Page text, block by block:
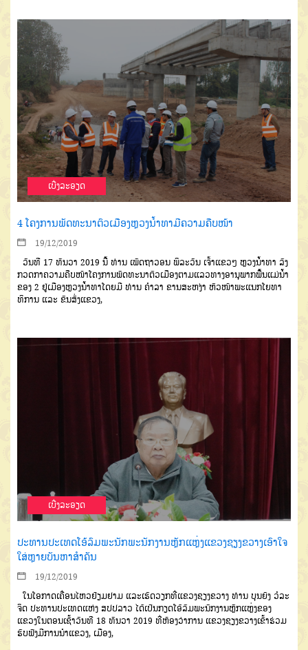
ເບີ່ງລະອຽດ
4 ໂຄງການພັດທະນາຕົວເມືອງຫຼວງນ້ຳທາມີຄວາມຄືບໜ້າ
19/12/2019
ວັນທີ 17 ທັນວາ 2019 ນີ້ ທ່ານ ເພັດຖາວອນ ພິລະວັນ ເຈົ້າແຂວໆ ຫຼວງນໍ້າທາ ລົງ
ກວດກາຄວາມຄືບໜ້າໂຄງການພັດທະນາຕົວເມືອງຕາມແລວທາງອານຸພາກພື້ນແມ່ນໍ້າ
ຂອງ 2 ຢູ່ເມືອງຫຼວງນໍ້າທາໂດຍມີ ທ່ານ ຄໍາລາ ຂານສະຫງ່າ ຫົວໜ້າພະແນກໂຍທາ
ທິການ ແລະ ຂົນສົ່ງແຂວງ,
ເບີ່ງລະອຽດ
ປະທານປະເທດໂອ້ລົມພະນັກພະນັກງານຫຼັກແຫຼ່ງແຂວງຊຽງຂວາງເອົາໃຈ
ໃສ່ຫຼາຍບັນຫາສຳຄັນ
19/12/2019
ໃນໂອກາດເຄື່ອນໄຫວຢ້ຽມຢາມ ແລະເຮັດວຽກທີ່ແຂວງຊຽງຂວາງ ທ່ານ ບຸນຍັງ ວໍລະ
ຈິດ ປະທານປະເທດແຫ່ງ ສປປລາວ ໄດ້ເປັນກຽດໂອ້ລົມພະນັກງານຫຼັກແຫຼ່ງຂອງ
ແຂວງໃນຕອນເຊົ້າວັນທີ 18 ທັນວາ 2019 ທີ່ຫ້ອງວ່າການ ແຂວງຊຽງຂວາງເຂົ້າຮ່ວມ
ຮັບຟັງມີການນຳແຂວງ, ເມືອງ,